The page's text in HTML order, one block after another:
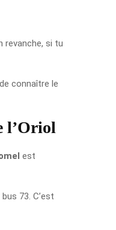
revanche, si tu
connaître le
l’Oriol
est
73. C’est